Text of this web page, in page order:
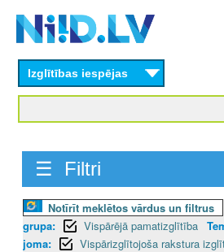
content
Izglītības iespējas
☰ Filtri
Notīrīt meklētos vārdus un filtrus
grupa:
Vispārējā pamatizglītība
joma:
Vispārizglītojoša rakstura